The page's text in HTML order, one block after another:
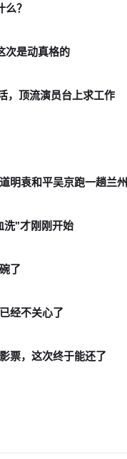
？
次是动真格的
，顶流演员台上求工作
明袁和平吴京跑一趟兰
洗"才刚刚开始
了
经不关心了
票，这次终于能还了